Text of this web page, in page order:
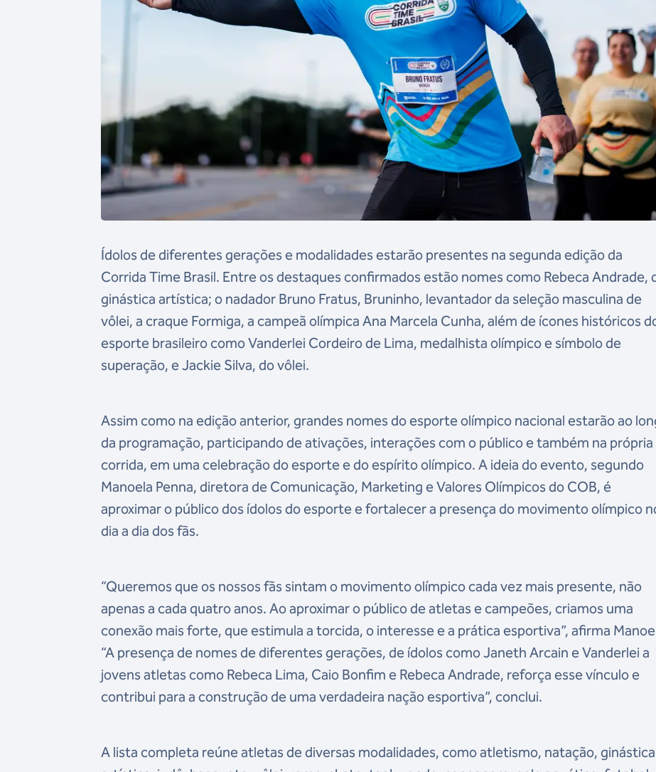
Ídolos de diferentes gerações e modalidades estarão presentes na segunda edição da
Corrida Time Brasil. Entre os destaques confirmados estão nomes como Rebeca Andrade,
ginástica artística; o nadador Bruno Fratus, Bruninho, levantador da seleção masculina de
vôlei, a craque Formiga, a campeã olímpica Ana Marcela Cunha, além de ícones históricos
esporte brasileiro como Vanderlei Cordeiro de Lima, medalhista olímpico e símbolo de
superação, e Jackie Silva, do vôlei.
Assim como na edição anterior, grandes nomes do esporte olímpico nacional estarão ao
da programação, participando de ativações, interações com o público e também na própria
corrida, em uma celebração do esporte e do espírito olímpico. A ideia do evento, segundo
Manoela Penna, diretora de Comunicação, Marketing e Valores Olímpicos do COB, é
aproximar o público dos ídolos do esporte e fortalecer a presença do movimento olímpico
dia a dia dos fãs.
“Queremos que os nossos fãs sintam o movimento olímpico cada vez mais presente, não
apenas a cada quatro anos. Ao aproximar o público de atletas e campeões, criamos uma
conexão mais forte, que estimula a torcida, o interesse e a prática esportiva”, afirma
“A presença de nomes de diferentes gerações, de ídolos como Janeth Arcain e Vanderlei a
jovens atletas como Rebeca Lima, Caio Bonfim e Rebeca Andrade, reforça esse vínculo e
contribui para a construção de uma verdadeira nação esportiva”, conclui.
A lista completa reúne atletas de diversas modalidades, como atletismo, natação, ginástica